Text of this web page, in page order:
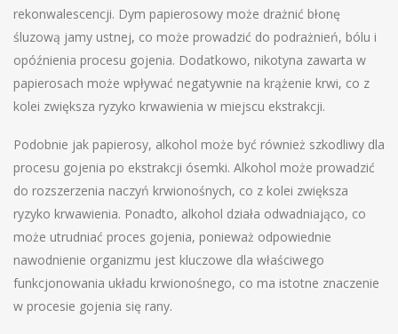
rekonwalescencji. Dym papierosowy może drażnić błonę
śluzową jamy ustnej, co może prowadzić do podrażnień, bólu i
opóźnienia procesu gojenia. Dodatkowo, nikotyna zawarta w
papierosach może wpływać negatywnie na krążenie krwi, co z
kolei zwiększa ryzyko krwawienia w miejscu ekstrakcji.
Podobnie jak papierosy, alkohol może być również szkodliwy dla
procesu gojenia po ekstrakcji ósemki. Alkohol może prowadzić
do rozszerzenia naczyń krwionośnych, co z kolei zwiększa
ryzyko krwawienia. Ponadto, alkohol działa odwadniająco, co
może utrudniać proces gojenia, ponieważ odpowiednie
nawodnienie organizmu jest kluczowe dla właściwego
funkcjonowania układu krwionośnego, co ma istotne znaczenie
w procesie gojenia się rany.